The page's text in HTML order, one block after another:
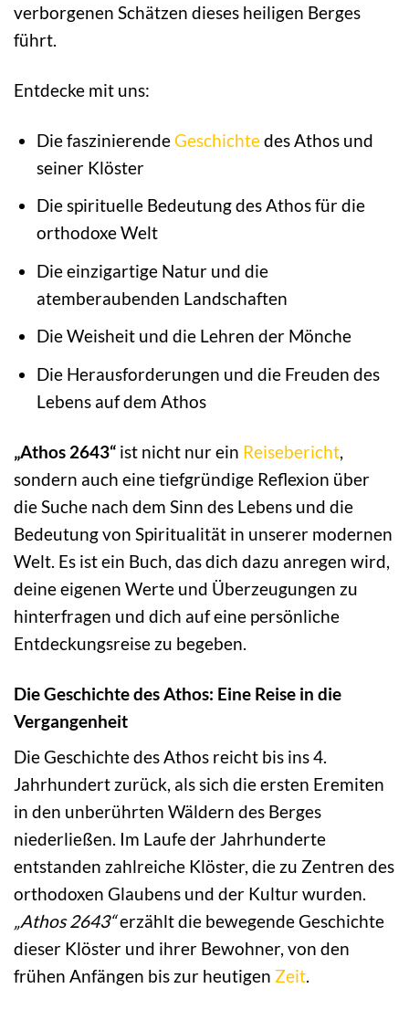
verborgenen Schätzen dieses heiligen Berges
führt.
Entdecke mit uns:
Die faszinierendeGeschichtedes Athos und
seiner Klöster
Die spirituelle Bedeutung des Athos für die
orthodoxe Welt
Die einzigartige Natur und die
atemberaubenden Landschaften
Die Weisheit und die Lehren der Mönche
Die Herausforderungen und die Freuden des
Lebens auf dem Athos
„Athos 2643“ ist nicht nur ein Reisebericht,
sondern auch eine tiefgründige Reflexion über
die Suche nach dem Sinn des Lebens und die
Bedeutung von Spiritualität in unserer modernen
Welt. Es ist ein Buch, das dich dazu anregen wird,
deine eigenen Werte und Überzeugungen zu
hinterfragen und dich auf eine persönliche
Entdeckungsreise zu begeben.
Die Geschichte des Athos: Eine Reise in die
Vergangenheit
Die Geschichte des Athos reicht bis ins 4.
Jahrhundert zurück, als sich die ersten Eremiten
in den unberührten Wäldern des Berges
niederließen. Im Laufe der Jahrhunderte
entstanden zahlreiche Klöster, die zu Zentren des
orthodoxen Glaubens und der Kultur wurden.
„Athos 2643“erzählt die bewegende Geschichte
dieser Klöster und ihrer Bewohner, von den
frühen Anfängen bis zur heutigen Zeit.